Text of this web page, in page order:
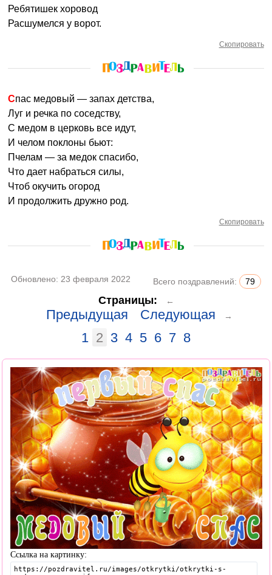
Ребятишек хоровод
Расшумелся у ворот.
Скопировать
Спас медовый — запах детства,
Луг и речка по соседству,
С медом в церковь все идут,
И челом поклоны бьют:
Пчелам — за медок спасибо,
Что дает набраться силы,
Чтоб окучить огород
И продолжить дружно род.
Скопировать
Обновлено: 23 февраля 2022 Всего поздравлений: 79
Страницы: ←
Предыдущая Следующая →
1 2 3 4 5 6 7 8
Ссылка на картинку: